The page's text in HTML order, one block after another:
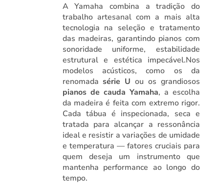
A Yamaha combina a tradição do
trabalho artesanal com a mais alta
tecnologia na seleção e tratamento
das madeiras, garantindo pianos com
sonoridade uniforme, estabilidade
estrutural e estética impecável.Nos
modelos acústicos, como os da
renomadasérie U ou os grandiosos
pianos de cauda Yamaha, a escolha
da madeira é feita com extremo rigor.
Cada tábua é inspecionada, seca e
tratada para alcançar a ressonância
ideal e resistir a variações de umidade
e temperatura — fatores cruciais para
quem deseja um instrumento que
mantenha performance ao longo do
tempo.